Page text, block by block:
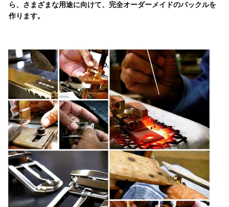
ら、さまざまな用途に向けて、完全オーダーメイドのバックルを
作ります。